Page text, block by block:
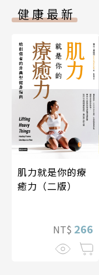
健康最新
肌力就是你的療
癒力（二版）
NT$ 266